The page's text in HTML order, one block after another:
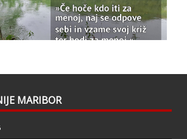
Matere Usmiljenja updated their
ago
it's usually because the
who can see it or it's been
MARIBOR